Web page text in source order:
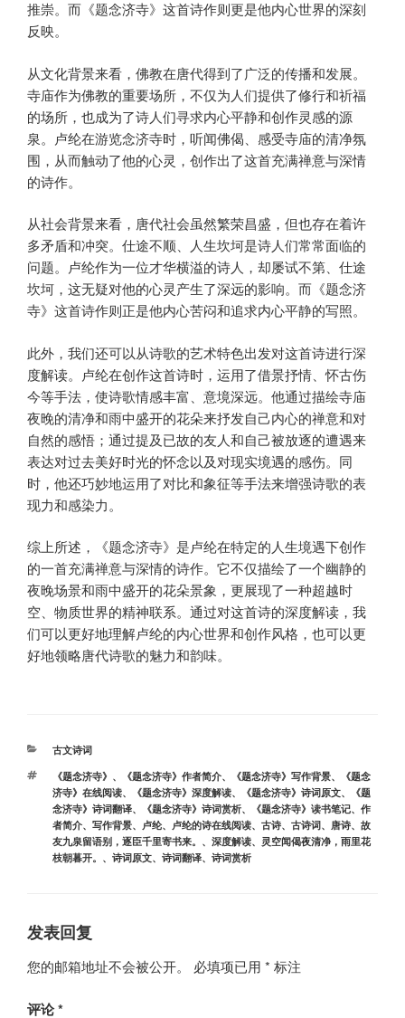
推崇。而《题念济寺》这首诗作则更是他内心世界的深刻
反映。
从文化背景来看，佛教在唐代得到了广泛的传播和发展。
寺庙作为佛教的重要场所，不仅为人们提供了修行和祈福
的场所，也成为了诗人们寻求内心平静和创作灵感的源
泉。卢纶在游览念济寺时，听闻佛偈、感受寺庙的清净氛
围，从而触动了他的心灵，创作出了这首充满禅意与深情
的诗作。
从社会背景来看，唐代社会虽然繁荣昌盛，但也存在着许
多矛盾和冲突。仕途不顺、人生坎坷是诗人们常常面临的
问题。卢纶作为一位才华横溢的诗人，却屡试不第、仕途
坎坷，这无疑对他的心灵产生了深远的影响。而《题念济
寺》这首诗作则正是他内心苦闷和追求内心平静的写照。
此外，我们还可以从诗歌的艺术特色出发对这首诗进行深
度解读。卢纶在创作这首诗时，运用了借景抒情、怀古伤
今等手法，使诗歌情感丰富、意境深远。他通过描绘寺庙
夜晚的清净和雨中盛开的花朵来抒发自己内心的禅意和对
自然的感悟；通过提及已故的友人和自己被放逐的遭遇来
表达对过去美好时光的怀念以及对现实境遇的感伤。同
时，他还巧妙地运用了对比和象征等手法来增强诗歌的表
现力和感染力。
综上所述，《题念济寺》是卢纶在特定的人生境遇下创作
的一首充满禅意与深情的诗作。它不仅描绘了一个幽静的
夜晚场景和雨中盛开的花朵景象，更展现了一种超越时
空、物质世界的精神联系。通过对这首诗的深度解读，我
们可以更好地理解卢纶的内心世界和创作风格，也可以更
好地领略唐代诗歌的魅力和韵味。
分
古文诗词
标
签
《题念济寺》 、 《题念济寺》作者简介、 《题念济寺》写作背景、
《题念
济寺》在线阅读、 《题念济寺》深度解读、 《题念济寺》诗词原文、
《题
念济寺》诗词翻译、 《题念济寺》诗词赏析、 《题念济寺》读书笔记、 作
者简介、 写作背景、 卢纶、 卢纶的诗在线阅读、 古诗、 古诗词、 唐诗、 故
友九泉留语别，逐臣千里寄书来。 、 深度解读、 灵空闻偈夜清净，雨里花
枝朝暮开。 、 诗词原文、 诗词翻译、 诗词赏析
发表回复
您的邮箱地址不会被公开。 必填项已用 * 标注
评论*